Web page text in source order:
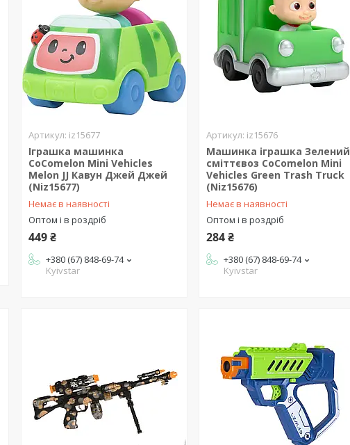
iz15677
Іграшка машинка
CoComelon Mini Vehicles
Melon JJ Кавун Джей Джей
(Niz15677)
Немає в наявності
Оптом і в роздріб
449 ₴
+380 (67) 848-69-74
Kyivstar
iz15676
Машинка іграшка Зелений
сміттєвоз CoComelon Mini
Vehicles Green Trash Truck
(Niz15676)
Немає в наявності
Оптом і в роздріб
284 ₴
+380 (67) 848-69-74
Kyivstar